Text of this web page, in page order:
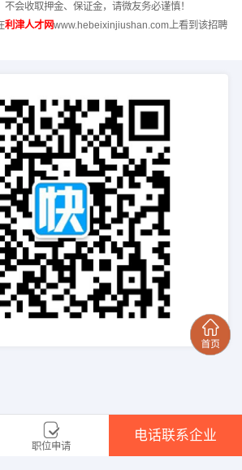
会收取押金、保证金，请微友务必谨慎！
利津人才网www.hebeixinjiushan.com上看到该招聘
职位申请
电话联系企业